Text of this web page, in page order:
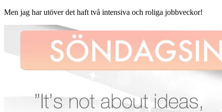
Men jag har utöver det haft två intensiva och roliga jobbveckor!